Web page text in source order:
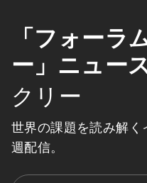
「フォーラ
ー」ニュー
クリー
世界の課題を読み解
週配信。